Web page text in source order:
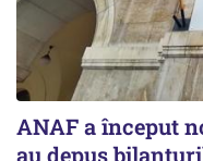
ANAF a început
au depus